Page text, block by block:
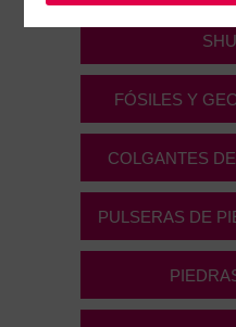
FÓSILES Y
COLGANTES
PULSERAS DE